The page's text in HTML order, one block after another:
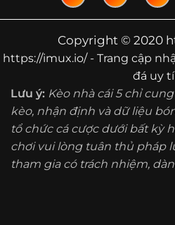
Copyright © 2020
https://imux.io/ - Trang cập
đá uy
Lưu ý: Kèo nhà cái 5 chỉ
kèo, nhận định và dữ liệu
tổ chức cá cược dưới bất kỳ
chơi vui lòng tuân thủ pháp
tham gia có trách nhiệm,